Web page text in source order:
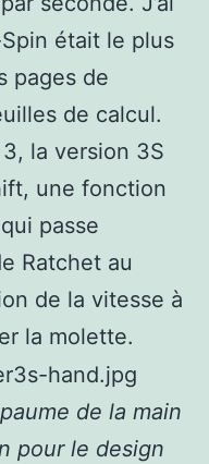
était le plus
pages de
de calcul.
la version 3S
une fonction
passe
Ratchet au
de la vitesse à
la molette.
de la main
pour le design